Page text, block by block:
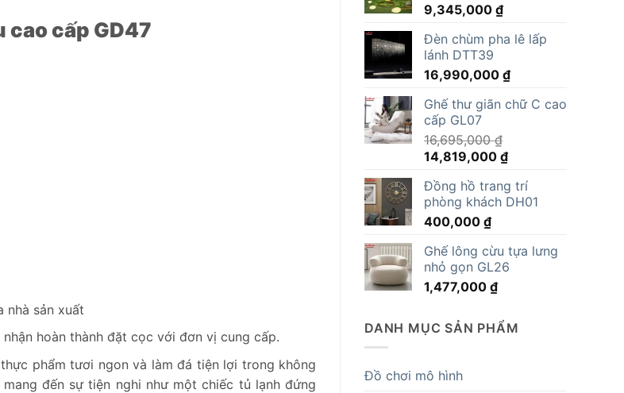
9,345,000 ₫
Đèn chùm pha lê lấp
lánh DTT39
16,990,000 ₫
Ghế thư giãn chữ C cao
cấp GL07
16,695,000₫
Giá
là:
16,695,000 ₫.
14,819,000 ₫Giá
tại
là:
Đồng hồ trang trí
phòng khách DH01
400,000 ₫
Ghế lông cừu tựa lưng
nhỏ gọn GL26
1,477,000 ₫
DANH MỤC SẢN PHẨM
Đồ chơi mô hình
cao cấp GD47
nhà sản xuất
hoàn thành đặt cọc với đơn vị cung cấp.
phẩm tươi ngon và làm đá tiện lợi trong không
đến sự tiện nghi như một chiếc tủ lạnh đứng